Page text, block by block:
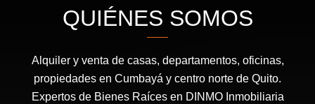
QUIÉNES SOMOS
Alquiler y venta de casas, departamentos, oficinas,
propiedades en Cumbayá y centro norte de Quito.
Expertos de Bienes Raíces en DINMO Inmobiliaria